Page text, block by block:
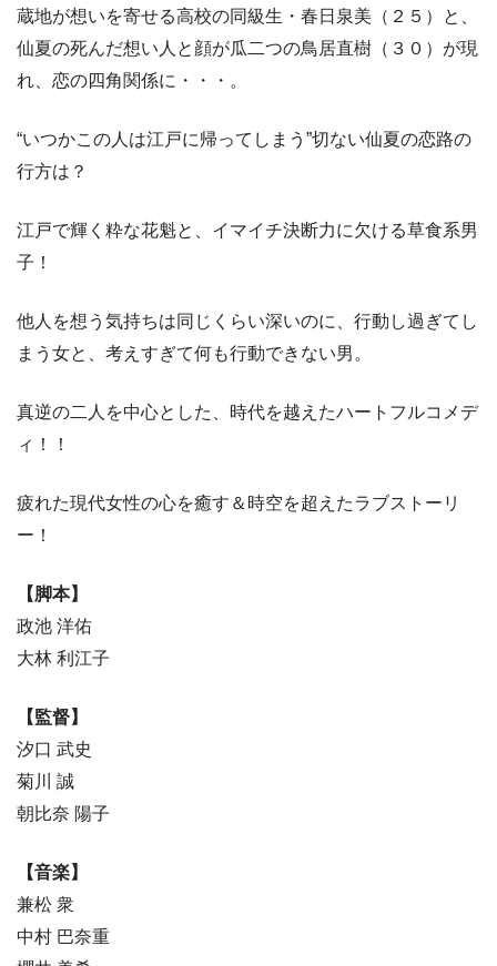
蔵地が想いを寄せる高校の同級生・春日泉美（２５）と、
仙夏の死んだ想い人と顔が瓜二つの鳥居直樹（３０）が現
れ、恋の四角関係に・・・。
“いつかこの人は江戸に帰ってしまう”切ない仙夏の恋路の
行方は？
江戸で輝く粋な花魁と、イマイチ決断力に欠ける草食系男
子！
他人を想う気持ちは同じくらい深いのに、行動し過ぎてし
まう女と、考えすぎて何も行動できない男。
真逆の二人を中心とした、時代を越えたハートフルコメデ
ィ！！
疲れた現代女性の心を癒す＆時空を超えたラブストーリ
ー！
【脚本】
政池 洋佑
大林 利江子
【監督】
汐口 武史
菊川 誠
朝比奈 陽子
【音楽】
兼松 衆
中村 巴奈重